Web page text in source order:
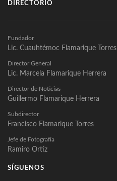
DIRECTORIO
Fundador
Lic. Cuauhtémoc Flamarique Torres
Director General
Lic. Marcela Flamarique Herrera
Director de Noticias
Guillermo Flamarique Herrera
Subdirector
Francisco Flamarique Torres
Jefe de Fotografía
Ramiro Ortíz
SÍGUENOS